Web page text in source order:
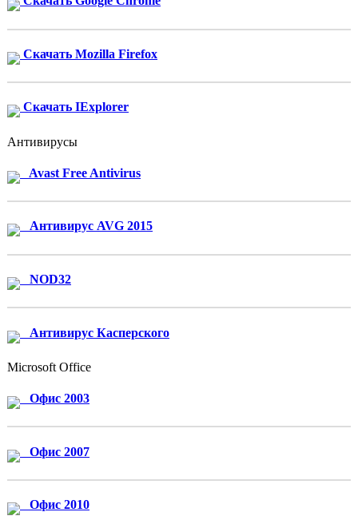
Скачать Mozilla Firefox
Скачать IExplorer
Антивирусы
Avast Free Antivirus
Антивирус AVG 2015
NOD32
Антивирус Касперского
Microsoft Office
Офис 2003
Офис 2007
Офис 2010